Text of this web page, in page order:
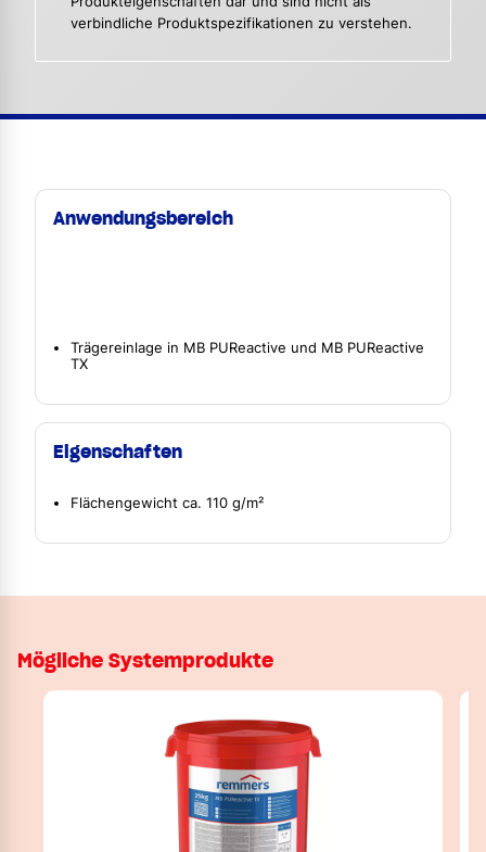
verbindliche Produktspezifikationen zu verstehen.
Anwendungsbereich
Trägereinlage in MB PUReactive und MB PUReactive
TX
Eigenschaften
Flächengewicht ca. 110 g/m²
Mögliche Systemprodukte